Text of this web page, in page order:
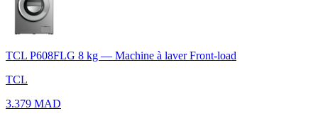
TCL P608FLG 8 kg — Machine à laver Front-load
TCL
3.379 MAD